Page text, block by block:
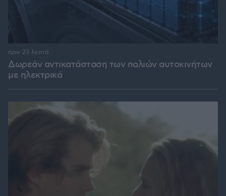
Δωρεάν αντικατάσταση των παλιών αυτοκινήτων
με ηλεκτρικά
πριν 23 λεπτά